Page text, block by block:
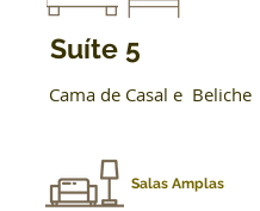
Suíte 5
Cama de Casal e Beliche
Salas Amplas